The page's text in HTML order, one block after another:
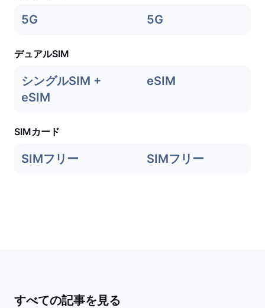
5G 5G
デュアルSIM
シングルSIM +
eSIM
eSIM
SIMカード
SIMフリー SIMフリー
すべての記事を見る